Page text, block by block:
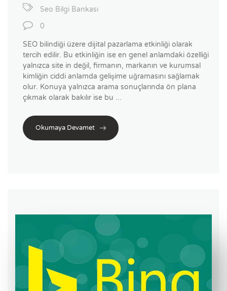
Seo Bilgi Bankası
0
SEO bilindiği üzere dijital pazarlama etkinliği olarak
tercih edilir. Bu etkinliğin ise en genel anlamdaki özelliği
yalnızca site in değil, firmanın, markanın ve kurumsal
kimliğin ciddi anlamda gelişime uğramasını sağlamak
olur. Konuya yalnızca arama sonuçlarında ön plana
çıkmak olarak bakılır ise bu ...
Okumaya Devamet